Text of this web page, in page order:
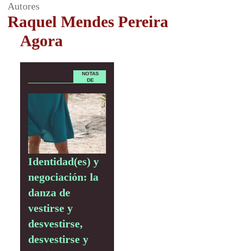
Autores
Raquel Mendes Pereira
Agora
NOTAS
DE
Identidad(es) y
negociación: la
danza de
vestirse y
desvestirse,
desvestirse y